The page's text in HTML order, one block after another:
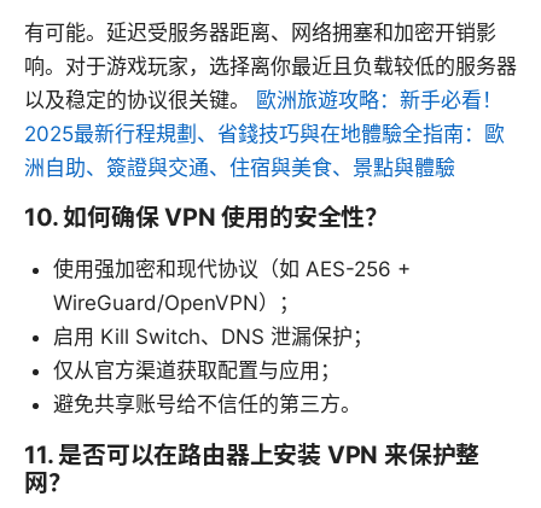
有可能。延迟受服务器距离、网络拥塞和加密开销影
响。对于游戏玩家，选择离你最近且负载较低的服务器
以及稳定的协议很关键。 歐洲旅遊攻略：新手必看！
2025最新行程規劃、省錢技巧與在地體驗全指南：歐
洲自助、簽證與交通、住宿與美食、景點與體驗
10. 如何确保 VPN 使用的安全性？
使用强加密和现代协议（如 AES-256 +
WireGuard/OpenVPN）；
启用 Kill Switch、DNS 泄漏保护；
仅从官方渠道获取配置与应用；
避免共享账号给不信任的第三方。
11. 是否可以在路由器上安装 VPN 来保护整
网？